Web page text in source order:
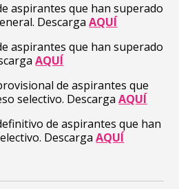
aspirantes que han superado
DescargaAQUÍ
aspirantes que han superado
AQUÍ
de aspirantes que
selectivo. DescargaAQUÍ
de aspirantes que han
DescargaAQUÍ